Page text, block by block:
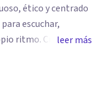
escuchar,
ritmo. Creo
que fortalezcan el
leer más